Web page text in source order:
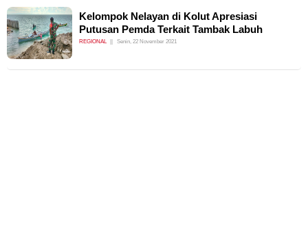
Kelompok Nelayan di Kolut Apresiasi
Putusan Pemda Terkait Tambak Labuh
REGIONAL Senin, 22 November 2021